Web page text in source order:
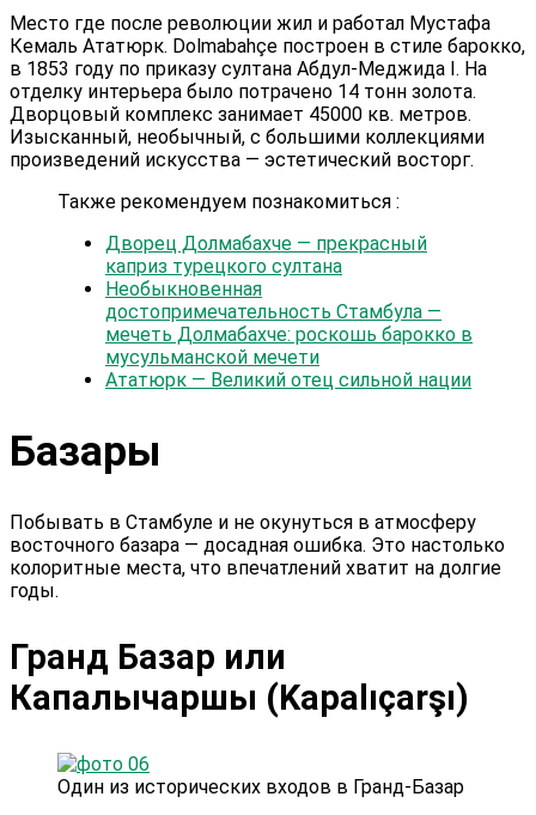
Место где после революции жил и работал Мустафа
Кемаль Ататюрк. Dolmabahçe построен в стиле барокко,
в 1853 году по приказу султана Абдул-Меджида I. На
отделку интерьера было потрачено 14 тонн золота.
Дворцовый комплекс занимает 45000 кв. метров.
Изысканный, необычный, с большими коллекциями
произведений искусства — эстетический восторг.
Также рекомендуем познакомиться :
Дворец Долмабахче — прекрасный
каприз турецкого султана
Необыкновенная
достопримечательность Стамбула —
мечеть Долмабахче: роскошь барокко в
мусульманской мечети
Ататюрк — Великий отец сильной нации
Базары
Побывать в Стамбуле и не окунуться в атмосферу
восточного базара — досадная ошибка. Это настолько
колоритные места, что впечатлений хватит на долгие
годы.
Гранд Базар или
Капалычаршы (Kapalıçarşı)
Один из исторических входов в Гранд-Базар